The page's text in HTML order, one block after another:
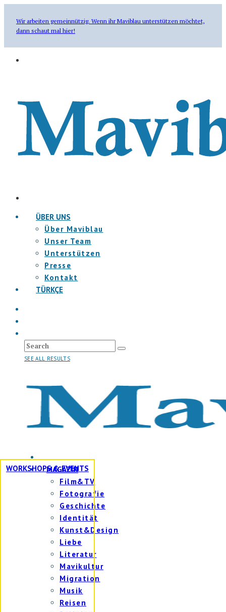
Wir arbeiten gemeinnützig. Wenn ihr Maviblau unterstützen möchtet,
dann schaut mal hier!
ÜBER UNS
Über Maviblau
Unser Team
Unterstützen
Presse
Kontakt
TÜRKÇE
SEE ALL RESULTS
WORKSHOPS & EVENTS
MAGAZIN
Film&TV
Fotografie
Geschichte
Identität
Kunst&Design
Liebe
Literatur
Mavikultur
Migration
Musik
Reisen